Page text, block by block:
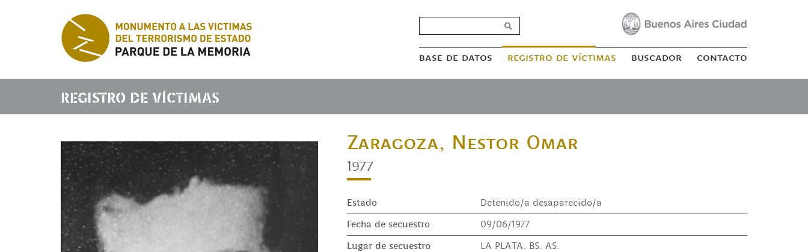
base de datos registro de víctimas buscador contacto
REGISTRO DE VÍCTIMAS
Zaragoza, Nestor Omar
1977
Estado
Detenido/a desaparecido/a
Fecha de secuestro
09/06/1977
Lugar de secuestro
LA PLATA. BS. AS.